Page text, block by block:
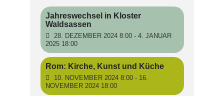
Jahreswechsel in Kloster
Waldsassen
28. DEZEMBER 2024 8:00 - 4. JANUAR
2025 18:00
Rom: Kirche, Kunst und Küche
10. NOVEMBER 2024 8:00 - 16.
NOVEMBER 2024 18:00